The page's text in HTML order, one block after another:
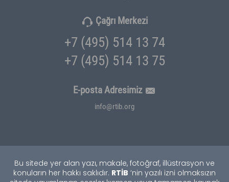
Çağrı Merkezi
+7 (495) 514 13 74
+7 (495) 514 13 75
E-posta Adresimiz
info@rtib.org
Bu sitede yer alan yazı, makale, fotoğraf, illüstrasyon ve
konuların her hakkı saklıdır. RTİB ’nin yazılı izni olmaksızın